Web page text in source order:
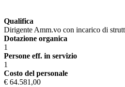
Qualifica
Dirigente Amm.vo con incarico di
Dotazione organica
1
Persone eff. in servizio
1
Costo del personale
€ 64.581,00